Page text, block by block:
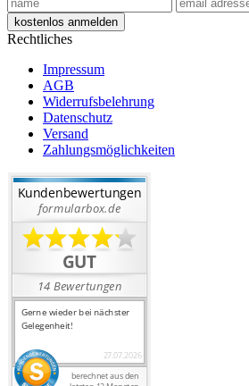
Rechtliches
Impressum
AGB
Widerrufsbelehrung
Datenschutz
Versand
Zahlungsmöglichkeiten